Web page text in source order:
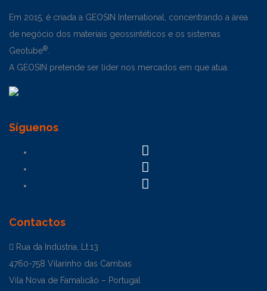
Em 2015, é criada a GEOSIN International, concentrando a área
de negócio dos materiais geossintéticos e os sistemas
Geotube®.
A GEOSIN pretende ser líder nos mercados em que atua.
Síguenos
Contactos
Rua da Indústria, Lt.13
4760-758 Vilarinho das Cambas
Vila Nova de Famalicão – Portugal